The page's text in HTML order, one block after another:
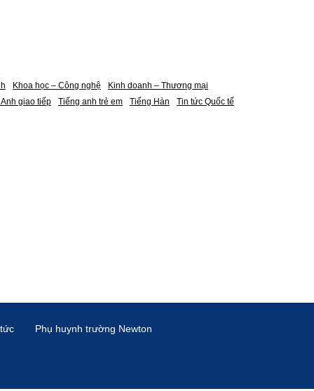
Khoa học – Công nghệ
Kinh doanh – Thương mại
giao tiếp
Tiếng anh trẻ em Tiếng Hàn Tin tức Quốc tế
Phụ huynh trường Newton